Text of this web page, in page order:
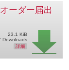
ーダー届出
23.1 KiB
Downloads
詳細